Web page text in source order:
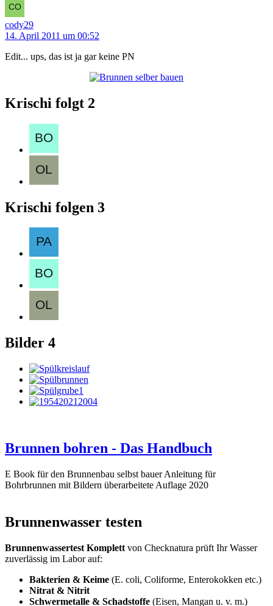
cody29
14. April 2011 um 00:52
Edit... ups, das ist ja gar keine PN
Krischi folgt 2
Krischi folgen 3
Bilder 4
Brunnen bohren - Das Handbuch
E Book für den Brunnenbau selbst bauer Anleitung für
Bohrbrunnen mit Bildern überarbeitete Auflage 2020
Brunnenwasser testen
Brunnenwassertest Komplett von Checknatura prüft Ihr Wasser
zuverlässig im Labor auf:
Bakterien & Keime (E. coli, Coliforme, Enterokokken etc.)
Nitrat & Nitrit
Schwermetalle & Schadstoffe (Eisen, Mangan u. v. m.)